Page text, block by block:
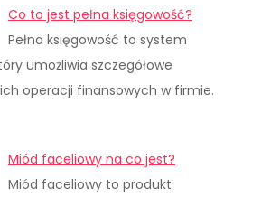
Co to jest pełna księgowość?
Pełna księgowość to system
umożliwia szczegółowe
operacji finansowych w firmie.
Miód faceliowy na co jest?
Miód faceliowy to produkt